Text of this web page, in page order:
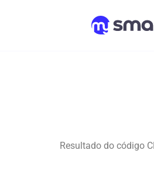
Resultado do código